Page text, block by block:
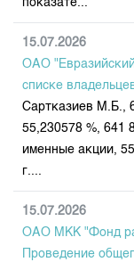
показате...
15.07.2026
ОАО
списке
Сартказиев М.Б.,
55,230578 %, 641
именные акции,
г....
15.07.2026
ОАО МКК "Фонд
Проведение